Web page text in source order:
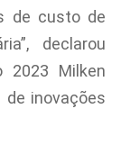
de custo de
declarou
2023 Milken
de inovações